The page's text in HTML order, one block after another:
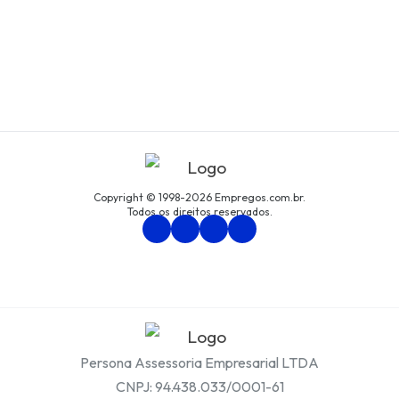
Copyright © 1998-2026 Empregos.com.br.
Todos os direitos reservados.
Persona Assessoria Empresarial LTDA
CNPJ: 94.438.033/0001-61